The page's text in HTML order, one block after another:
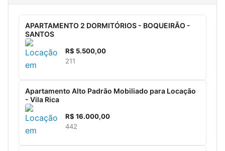
APARTAMENTO 2 DORMITÓRIOS - BOQUEIRÃO -
SANTOS
R$ 5.500,00
211
Apartamento Alto Padrão Mobiliado para Locação
- Vila Rica
R$ 16.000,00
442